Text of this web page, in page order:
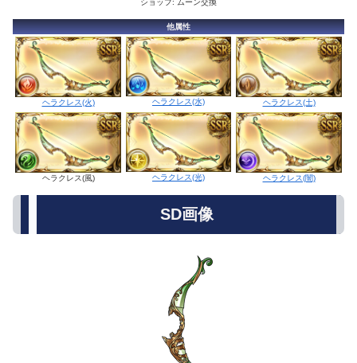
他属性
ヘラクレス(火) ヘラクレス(水) ヘラクレス(土)
ヘラクレス(風) ヘラクレス(光) ヘラクレス(闇)
SD画像